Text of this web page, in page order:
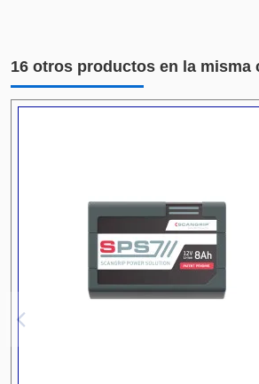
16 otros productos en la misma